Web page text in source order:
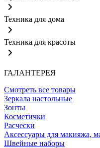
Техника для дома
Техника для красоты
ГАЛАНТЕРЕЯ
Смотреть все товары
Зеркала настольные
Зонты
Косметички
Расчески
Аксессуары для макияжа,
Швейные наборы